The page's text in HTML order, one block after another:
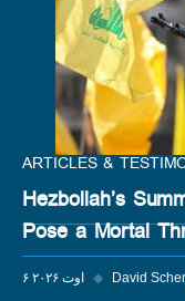
ARTICLES &
Hezbollah’s
Pose a Mortal
۶ اوت ۲۰۲۶ ◆ David